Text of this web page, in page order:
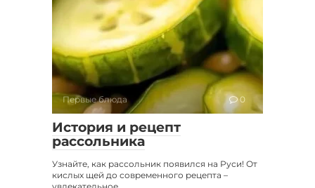
Первые блюда 0
История и рецепт
рассольника
Узнайте, как рассольник появился на Руси! От
кислых щей до современного рецепта –